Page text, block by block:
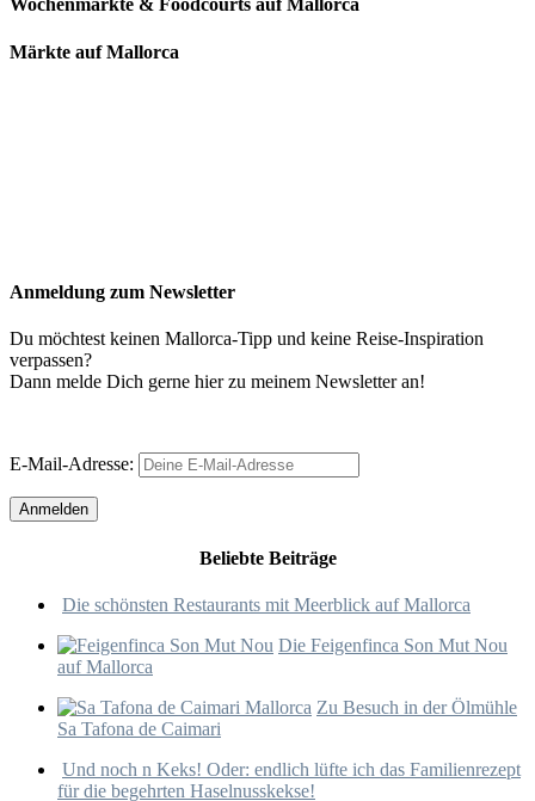
Wochenmärkte & Foodcourts auf Mallorca
Märkte auf Mallorca
Anmeldung zum Newsletter
Du möchtest keinen Mallorca-Tipp und keine Reise-Inspiration
verpassen?
Dann melde Dich gerne hier zu meinem Newsletter an!
E-Mail-Adresse:
Beliebte Beiträge
Die schönsten Restaurants mit Meerblick auf Mallorca
Die Feigenfinca Son Mut Nou
auf Mallorca
Zu Besuch in der Ölmühle
Sa Tafona de Caimari
Und noch n Keks! Oder: endlich lüfte ich das Familienrezept
für die begehrten Haselnusskekse!